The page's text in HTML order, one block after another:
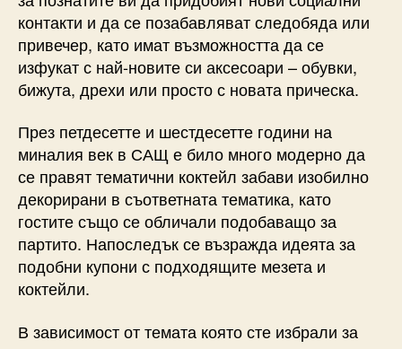
контакти и да се позабавляват следобяда или
привечер, като имат възможността да се
изфукат с най-новите си аксесоари – обувки,
бижута, дрехи или просто с новата прическа.
През петдесетте и шестдесетте години на
миналия век в САЩ е било много модерно да
се правят тематични коктейл забави изобилно
декорирани в съответната тематика, като
гостите също се обличали подобаващо за
партито. Напоследък се възражда идеята за
подобни купони с подходящите мезета и
коктейли.
В зависимост от темата която сте избрали за